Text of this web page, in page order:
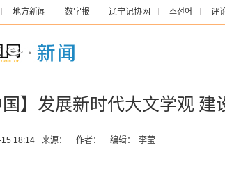
地方新闻 数字报 辽宁记协网 조선어 评
国】发展新时代大文学观
18:14 来源： 作者： 编辑： 李莹